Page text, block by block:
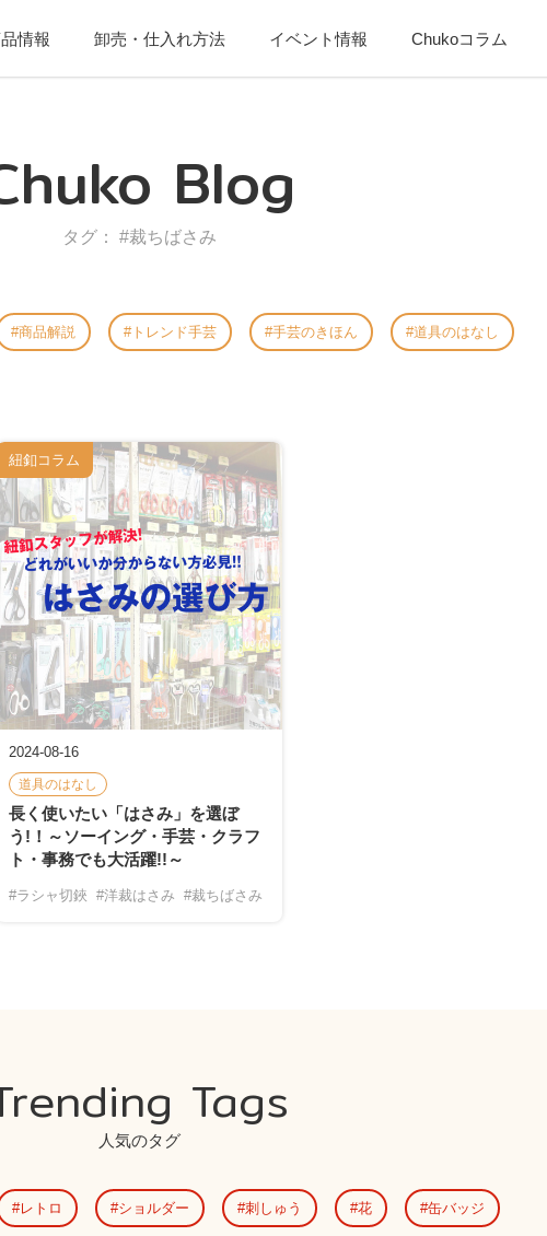
情報 卸売・仕入れ方法 イベント情報 Chukoコラム
Blog
タグ： #裁ちばさみ
商品解説 トレンド手芸 手芸のきほん 道具のはなし
2024-08-16
道具のはなし
長く使いたい「はさみ」を選ぼ
う!！～ソーイング・手芸・クラフ
ト・事務でも大活躍!!～
#ラシャ切鋏 #洋裁はさみ #裁ちばさみ
紐釦コラム
Tags
人気のタグ
レトロ ショルダー 刺しゅう 花 缶バッジ